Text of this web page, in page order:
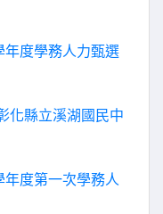
年度學務人力甄選
化縣立溪湖國民中
度第一次學務人